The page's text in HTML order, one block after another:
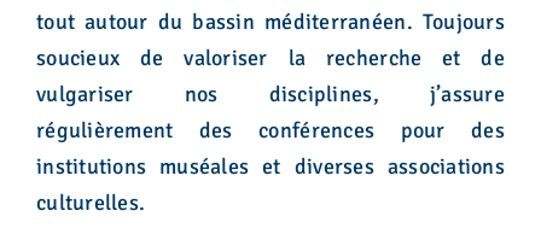
tout autour du bassin méditerranéen. Toujours
soucieux de valoriser la recherche et de
vulgariser nos disciplines, j’assure
régulièrement des conférences pour des
institutions muséales et diverses associations
culturelles.